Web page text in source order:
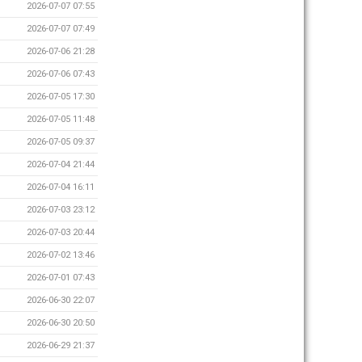
2026-07-07 07:55
2026-07-07 07:49
2026-07-06 21:28
2026-07-06 07:43
2026-07-05 17:30
2026-07-05 11:48
2026-07-05 09:37
2026-07-04 21:44
2026-07-04 16:11
2026-07-03 23:12
2026-07-03 20:44
2026-07-02 13:46
2026-07-01 07:43
2026-06-30 22:07
2026-06-30 20:50
2026-06-29 21:37